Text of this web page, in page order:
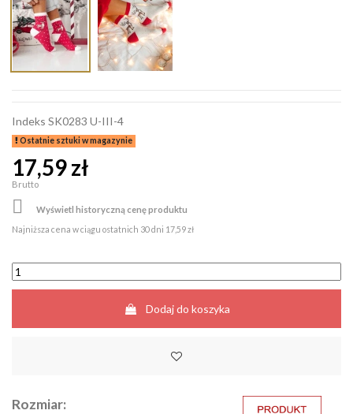
Indeks SK0283 U-III-4
Ostatnie sztuki w magazynie
17,59 zł
Brutto

Wyświetl historyczną cenę produktu
Najniższa cena w ciągu ostatnich 30 dni 17,59 zł
Dodaj do koszyka
Rozmiar: